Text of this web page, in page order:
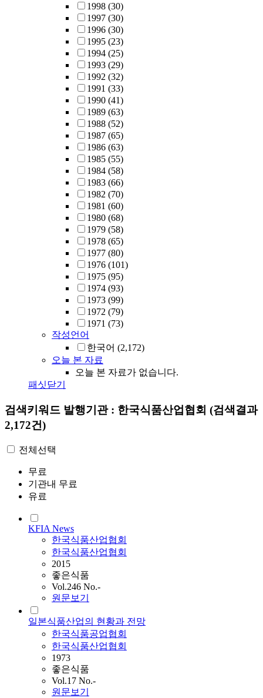
1998 (30)
1997 (30)
1996 (30)
1995 (23)
1994 (25)
1993 (29)
1992 (32)
1991 (33)
1990 (41)
1989 (63)
1988 (52)
1987 (65)
1986 (63)
1985 (55)
1984 (58)
1983 (66)
1982 (70)
1981 (60)
1980 (68)
1979 (58)
1978 (65)
1977 (80)
1976 (101)
1975 (95)
1974 (93)
1973 (99)
1972 (79)
1971 (73)
작성언어
한국어 (2,172)
오늘 본 자료
오늘 본 자료가 없습니다.
패싯닫기
검색키워드 발행기관 : 한국식품산업협회 (검색결과
2,172건)
전체선택
무료
기관내 무료
유료
KFIA News
한국식품산업협회
한국식품산업협회
2015
좋은식품
Vol.246 No.-
원문보기
일본식품산업의 현황과 전망
한국식품공업협회
한국식품산업협회
1973
좋은식품
Vol.17 No.-
원문보기